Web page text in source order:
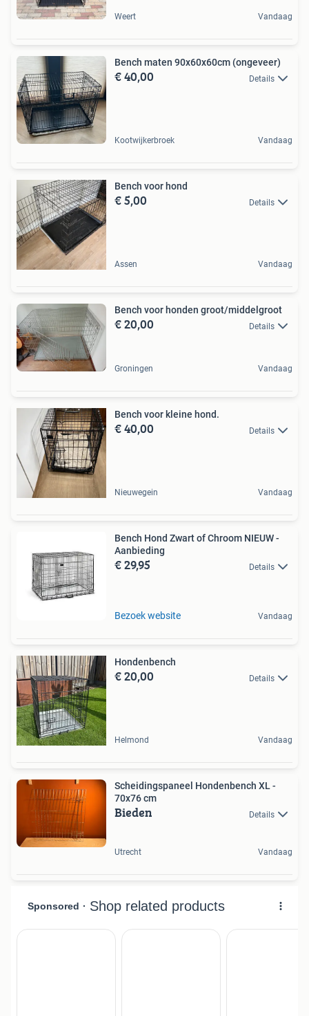
Weert Vandaag
Bench maten 90x60x60cm (ongeveer)
€ 40,00 Details
Kootwijkerbroek Vandaag
Bench voor hond
€ 5,00 Details
Assen Vandaag
Bench voor honden groot/middelgroot
€ 20,00 Details
Groningen Vandaag
Bench voor kleine hond.
€ 40,00 Details
Nieuwegein Vandaag
Bench Hond Zwart of Chroom NIEUW -
Aanbieding
€ 29,95 Details
Bezoek website Vandaag
Hondenbench
€ 20,00 Details
Helmond Vandaag
Scheidingspaneel Hondenbench XL -
70x76 cm
Bieden Details
Utrecht Vandaag